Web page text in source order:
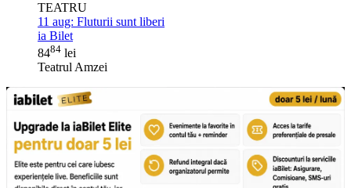
TEATRU
11 aug: Fluturii sunt liberi
ia Bilet
8484 lei
Teatrul Amzei